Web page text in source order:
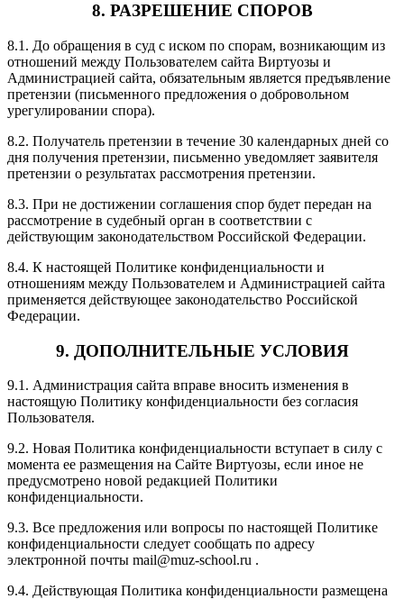
8. РАЗРЕШЕНИЕ СПОРОВ
8.1. До обращения в суд с иском по спорам, возникающим из
отношений между Пользователем сайта Виртуозы и
Администрацией сайта, обязательным является предъявление
претензии (письменного предложения о добровольном
урегулировании спора).
8.2. Получатель претензии в течение 30 календарных дней со
дня получения претензии, письменно уведомляет заявителя
претензии о результатах рассмотрения претензии.
8.3. При не достижении соглашения спор будет передан на
рассмотрение в судебный орган в соответствии с
действующим законодательством Российской Федерации.
8.4. К настоящей Политике конфиденциальности и
отношениям между Пользователем и Администрацией сайта
применяется действующее законодательство Российской
Федерации.
9. ДОПОЛНИТЕЛЬНЫЕ УСЛОВИЯ
9.1. Администрация сайта вправе вносить изменения в
настоящую Политику конфиденциальности без согласия
Пользователя.
9.2. Новая Политика конфиденциальности вступает в силу с
момента ее размещения на Сайте Виртуозы, если иное не
предусмотрено новой редакцией Политики
конфиденциальности.
9.3. Все предложения или вопросы по настоящей Политике
конфиденциальности следует сообщать по адресу
электронной почты mail@muz-school.ru .
9.4. Действующая Политика конфиденциальности размещена